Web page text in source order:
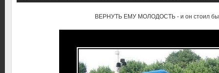
ВЕРНУТЬ ЕМУ МОЛОДОСТЬ - и он стоил бы